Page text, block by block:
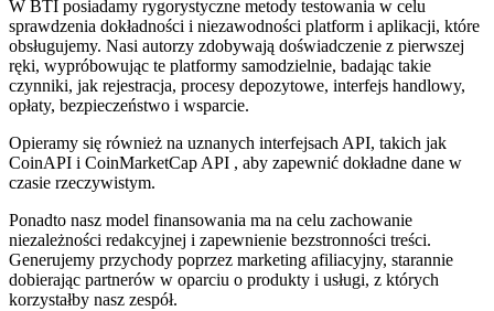
W BTI posiadamy rygorystyczne metody testowania w celu
sprawdzenia dokładności i niezawodności platform i aplikacji, które
obsługujemy. Nasi autorzy zdobywają doświadczenie z pierwszej
ręki, wypróbowując te platformy samodzielnie, badając takie
czynniki, jak rejestracja, procesy depozytowe, interfejs handlowy,
opłaty, bezpieczeństwo i wsparcie.
Opieramy się również na uznanych interfejsach API, takich jak
CoinAPI i CoinMarketCap API , aby zapewnić dokładne dane w
czasie rzeczywistym.
Ponadto nasz model finansowania ma na celu zachowanie
niezależności redakcyjnej i zapewnienie bezstronności treści.
Generujemy przychody poprzez marketing afiliacyjny, starannie
dobierając partnerów w oparciu o produkty i usługi, z których
korzystałby nasz zespół.